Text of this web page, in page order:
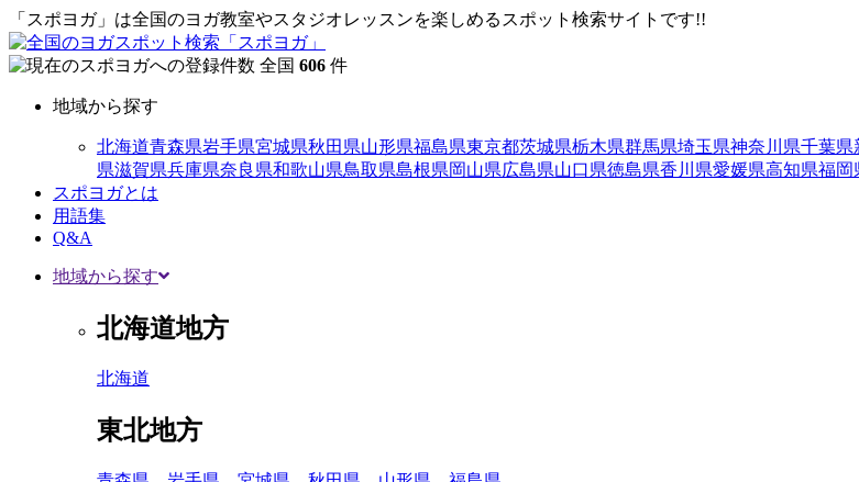
「スポヨガ」は全国のヨガ教室やスタジオレッスンを楽しめるスポット検索サイトです!!
全国 606 件
地域から探す
北海道青森県岩手県宮城県秋田県山形県福島県東京都茨城県栃木県群馬県埼玉県神奈川県千葉県
県滋賀県兵庫県奈良県和歌山県鳥取県島根県岡山県広島県山口県徳島県香川県愛媛県高知県福岡
スポヨガとは
用語集
Q&A
地域から探す
北海道地方
北海道
東北地方